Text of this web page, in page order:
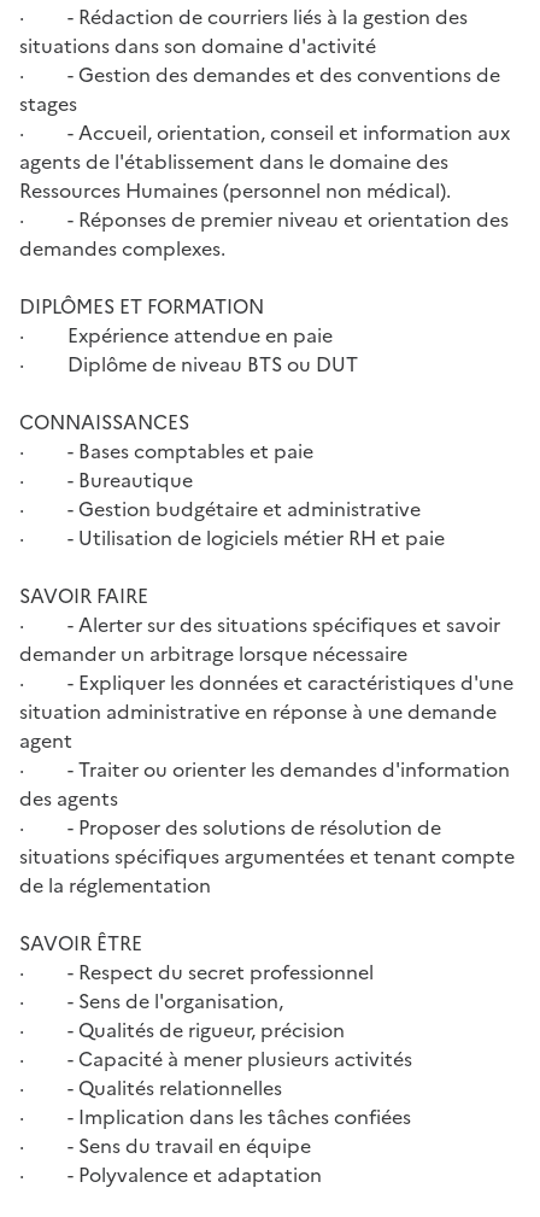
· - Rédaction de courriers liés à la gestion des
situations dans son domaine d'activité
· - Gestion des demandes et des conventions de
stages
· - Accueil, orientation, conseil et information aux
agents de l'établissement dans le domaine des
Ressources Humaines (personnel non médical).
· - Réponses de premier niveau et orientation des
demandes complexes.
DIPLÔMES ET FORMATION
· Expérience attendue en paie
· Diplôme de niveau BTS ou DUT
CONNAISSANCES
· - Bases comptables et paie
· - Bureautique
· - Gestion budgétaire et administrative
· - Utilisation de logiciels métier RH et paie
SAVOIR FAIRE
· - Alerter sur des situations spécifiques et savoir
demander un arbitrage lorsque nécessaire
· - Expliquer les données et caractéristiques d'une
situation administrative en réponse à une demande
agent
· - Traiter ou orienter les demandes d'information
des agents
· - Proposer des solutions de résolution de
situations spécifiques argumentées et tenant compte
de la réglementation
SAVOIR ÊTRE
· - Respect du secret professionnel
· - Sens de l'organisation,
· - Qualités de rigueur, précision
· - Capacité à mener plusieurs activités
· - Qualités relationnelles
· - Implication dans les tâches confiées
· - Sens du travail en équipe
· - Polyvalence et adaptation